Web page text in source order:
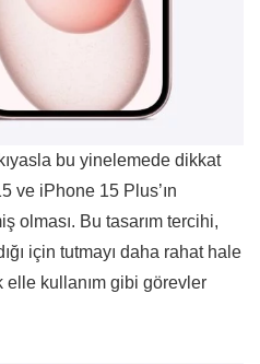
bu yinelemede dikkat
ve iPhone 15 Plus’ın
olması. Bu tasarım tercihi,
için tutmayı daha rahat hale
kullanım gibi görevler